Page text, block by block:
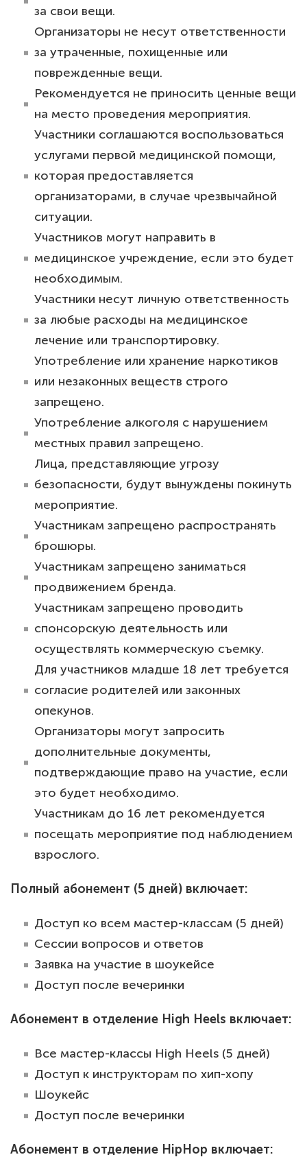
за свои вещи.
⁠Организаторы не несут ответственности
за утраченные, похищенные или
поврежденные вещи.
⁠Рекомендуется не приносить ценные вещи
на место проведения мероприятия.
⁠Участники соглашаются воспользоваться
услугами первой медицинской помощи,
которая предоставляется
организаторами, в случае чрезвычайной
ситуации.
⁠Участников могут направить в
медицинское учреждение, если это будет
необходимым.
⁠Участники несут личную ответственность
за любые расходы на медицинское
лечение или транспортировку.
⁠Употребление или хранение наркотиков
или незаконных веществ строго
запрещено.
⁠Употребление алкоголя с нарушением
местных правил запрещено.
⁠Лица, представляющие угрозу
безопасности, будут вынуждены покинуть
мероприятие.
⁠Участникам запрещено распространять
брошюры.
⁠Участникам запрещено заниматься
продвижением бренда.
⁠Участникам запрещено проводить
спонсорскую деятельность или
осуществлять коммерческую съемку.
⁠Для участников младше 18 лет требуется
согласие родителей или законных
опекунов.
⁠Организаторы могут запросить
дополнительные документы,
подтверждающие право на участие, если
это будет необходимо.
⁠Участникам до 16 лет рекомендуется
посещать мероприятие под наблюдением
взрослого.
Полный абонемент (5 дней) включает:
Доступ ко всем мастер-классам (5 дней)
Сессии вопросов и ответов
Заявка на участие в шоукейсе
Доступ после вечеринки
Абонемент в отделение High Heels включает:
Все мастер-классы High Heels (5 дней)
Доступ к инструкторам по хип-хопу
Шоукейс
Доступ после вечеринки
Абонемент в отделение HipHop включает: